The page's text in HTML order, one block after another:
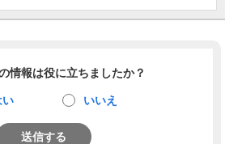
情報は役に立ちましたか？
い いいえ
送信する